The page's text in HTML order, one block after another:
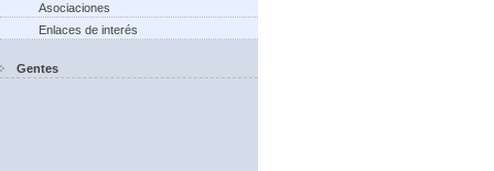
Asociaciones
Enlaces de interés
Gentes